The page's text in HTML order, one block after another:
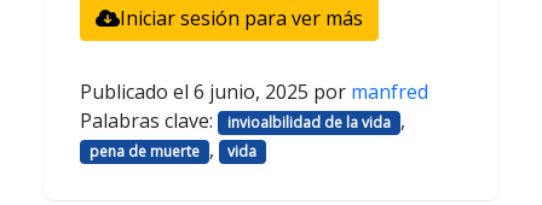
Iniciar sesión para ver más
Publicado el 6 junio, 2025 por manfred
Palabras clave:
invioalbilidad de la vida ,
pena de muerte , vida